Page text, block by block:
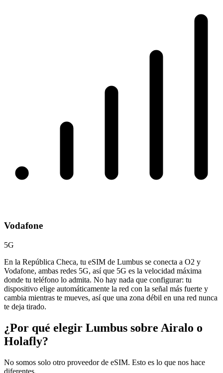
Vodafone
5G
En la República Checa, tu eSIM de Lumbus se conecta a O2 y
Vodafone, ambas redes 5G, así que 5G es la velocidad máxima
donde tu teléfono lo admita. No hay nada que configurar: tu
dispositivo elige automáticamente la red con la señal más fuerte y
cambia mientras te mueves, así que una zona débil en una red nunca
te deja tirado.
¿Por qué elegir Lumbus sobre Airalo o
Holafly?
No somos solo otro proveedor de eSIM. Esto es lo que nos hace
diferentes.